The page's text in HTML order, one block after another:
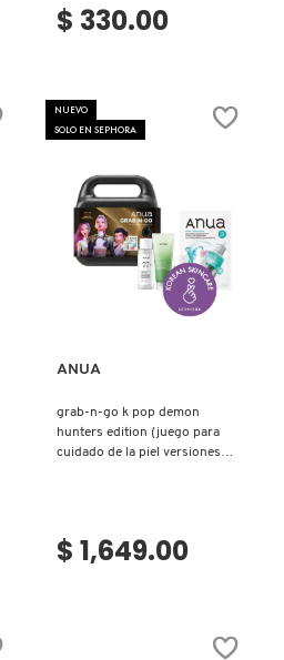
$ 330.00
NUEVO
SOLO EN SEPHORA
Ver más
ANUA
grab-n-go k pop demon
hunters edition (juego para
cuidado de la piel versiones
$ 1,649.00